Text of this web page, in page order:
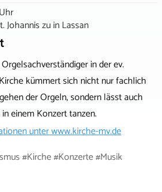
Johannis zuinLassan
in der ev.
kümmert sich nicht nur fachlich
der Orgeln, sondern lässt auch
einem Konzert tanzen.
unterwww.kirche-mv.de
#Kirche #Konzerte #Musik